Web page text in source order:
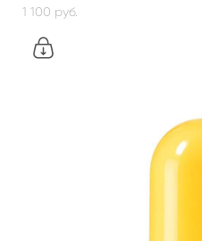
1 100 pуб.